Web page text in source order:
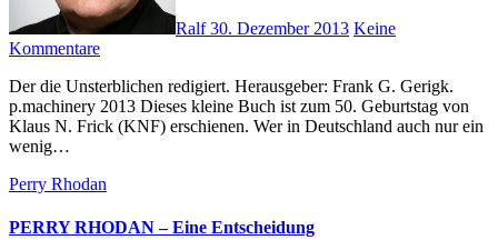
Ralf30. Dezember 2013 Keine
Kommentare
Der die Unsterblichen redigiert. Herausgeber: Frank G. Gerigk.
p.machinery 2013 Dieses kleine Buch ist zum 50. Geburtstag von
Klaus N. Frick (KNF) erschienen. Wer in Deutschland auch nur ein
wenig…
Perry Rhodan
PERRY RHODAN – Eine Entscheidung